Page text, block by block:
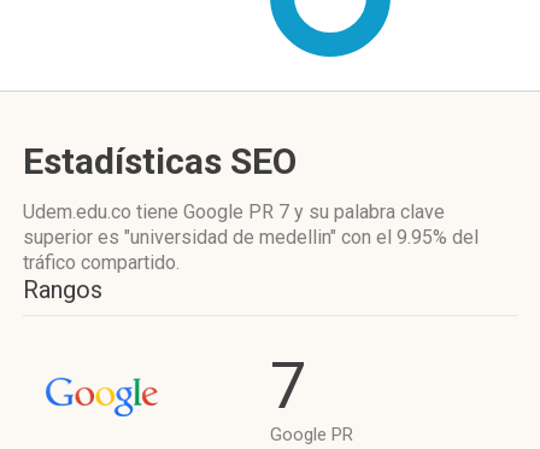
Estadísticas SEO
Udem.edu.co tiene Google PR 7 y su palabra clave
superior es "universidad de medellin" con el 9.95% del
tráfico compartido.
Rangos
7
Google PR